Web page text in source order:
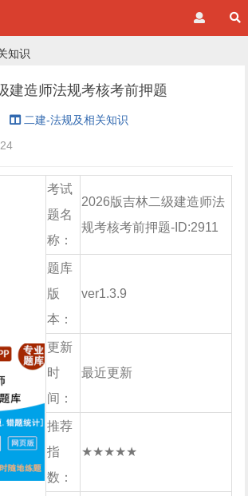
知识
建造师法规考核考前押题
二建-法规及相关知识
考试
题名
称：
2026版吉林二级建造师法
规考核考前押题-ID:2911
题库
版
本：
ver1.3.9
更新
时
间：
最近更新
推荐
指
数：
★★★★★